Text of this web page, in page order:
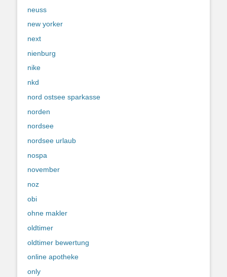
neuss
new yorker
next
nienburg
nike
nkd
nord ostsee sparkasse
norden
nordsee
nordsee urlaub
nospa
november
noz
obi
ohne makler
oldtimer
oldtimer bewertung
online apotheke
only